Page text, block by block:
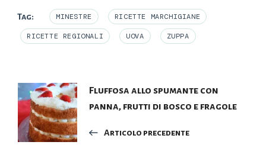
Tag: MINESTRE RICETTE MARCHIGIANE
RICETTE REGIONALI UOVA ZUPPA
Navigazione
articoli
Fluffosa allo spumante con
panna, frutti di bosco e fragole
Articolo precedente